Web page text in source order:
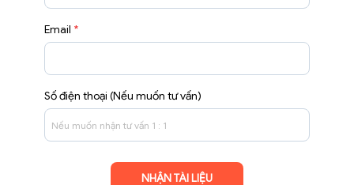
Email *
Số điện thoại (Nếu muốn tư vấn)